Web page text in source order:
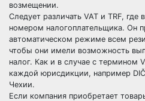
возмещении.
Следует различать VAT и TRF,
номером налогоплательщика. Он
автоматическом режиме всем
чтобы они имели возможность
налог. Как и в случае с термином
каждой юрисдикции, например
Чехии.
Если компания приобретает